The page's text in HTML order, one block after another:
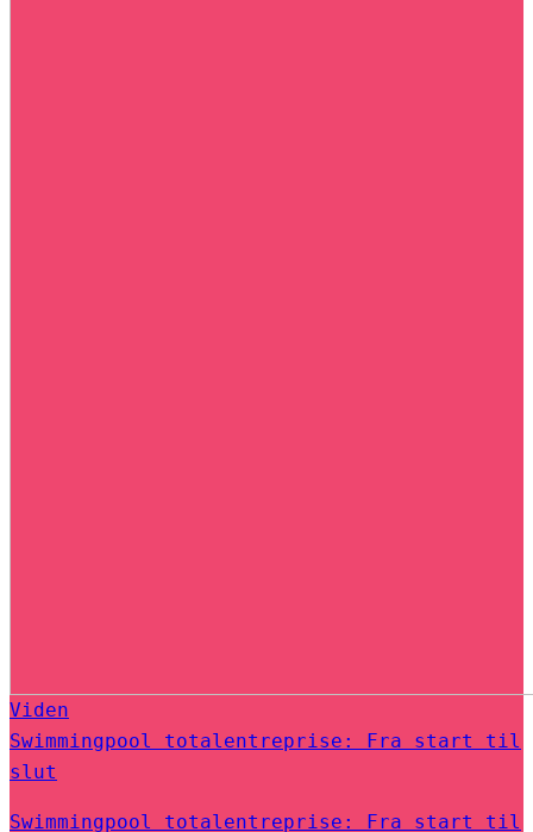
Viden
Swimmingpool totalentreprise: Fra start til
slut
Swimmingpool totalentreprise: Fra start til